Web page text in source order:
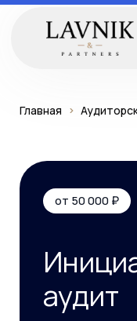
Главная
от 50 000 ₽
аудит